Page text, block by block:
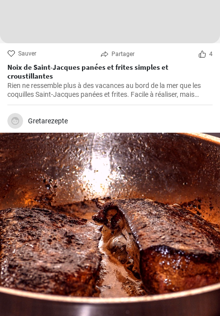
Sauver Partager 4
Noix de Saint-Jacques panées et frites simples et
croustillantes
Rien ne ressemble plus à des vacances au bord de la mer que les
coquilles Saint-Jacques panées et frites. Facile à réaliser, mais
également gastronomique, cette recette permet d'obtenir des
coquilles Saint-Jacques fraîches légèrement panées et dorées, à
l'extérieur croustillant et à l'intérieur succulent. Elles sont parfaites
comme plat principal à servir avec une sauce à tremper, des frites et
une salade ou comme hors-d'œuvre pour lancer un repas de fruits
de mer.
Gretarezepte